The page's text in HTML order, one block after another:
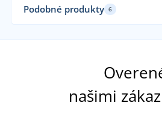
Podobné produkty 6
našimi